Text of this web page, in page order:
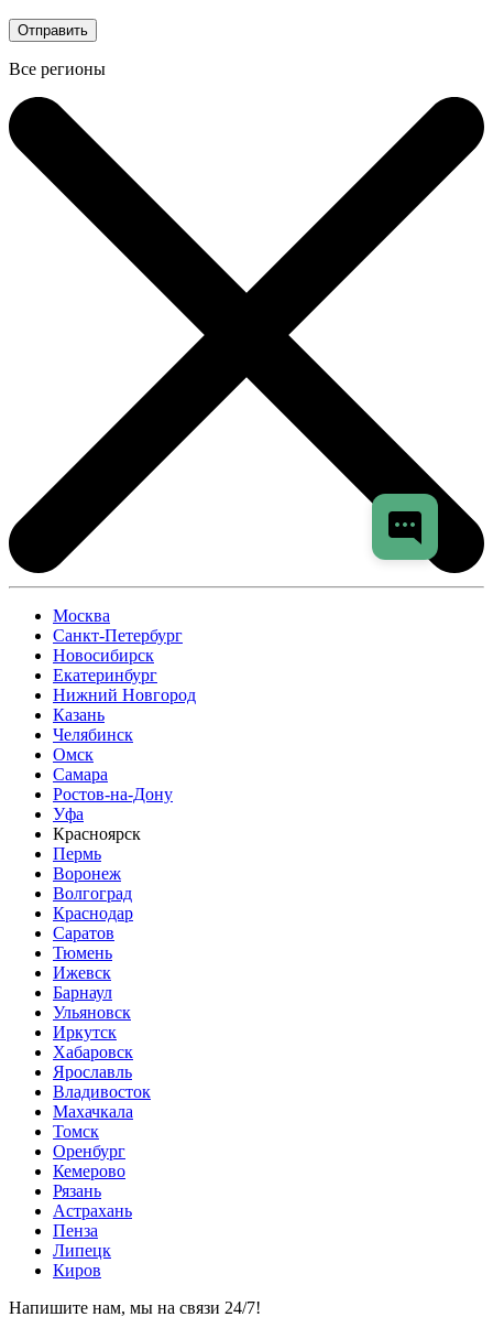
Все регионы
Москва
Санкт-Петербург
Новосибирск
Екатеринбург
Нижний Новгород
Казань
Челябинск
Омск
Самара
Ростов-на-Дону
Уфа
Красноярск
Пермь
Воронеж
Волгоград
Краснодар
Саратов
Тюмень
Ижевск
Барнаул
Ульяновск
Иркутск
Хабаровск
Ярославль
Владивосток
Махачкала
Томск
Оренбург
Кемерово
Рязань
Астрахань
Пенза
Липецк
Киров
Напишите нам, мы на связи 24/7!